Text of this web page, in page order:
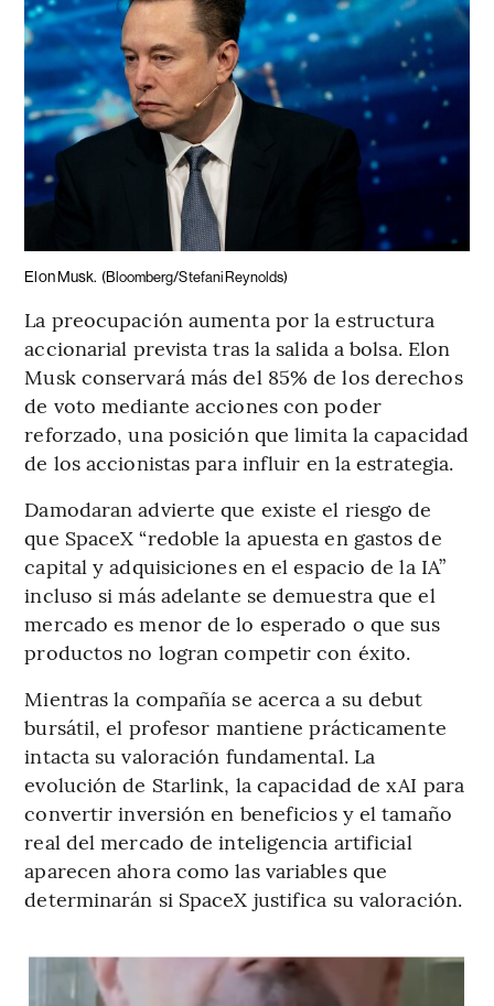
Elon Musk. (Bloomberg/Stefani Reynolds)
La preocupación aumenta por la estructura
accionarial prevista tras la salida a bolsa. Elon
Musk conservará más del 85% de los derechos
de voto mediante acciones con poder
reforzado, una posición que limita la capacidad
de los accionistas para influir en la estrategia.
Damodaran advierte que existe el riesgo de
que SpaceX “redoble la apuesta en gastos de
capital y adquisiciones en el espacio de la IA”
incluso si más adelante se demuestra que el
mercado es menor de lo esperado o que sus
productos no logran competir con éxito.
Mientras la compañía se acerca a su debut
bursátil, el profesor mantiene prácticamente
intacta su valoración fundamental. La
evolución de Starlink, la capacidad de xAI para
convertir inversión en beneficios y el tamaño
real del mercado de inteligencia artificial
aparecen ahora como las variables que
determinarán si SpaceX justifica su valoración.